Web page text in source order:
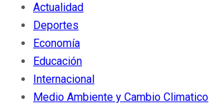
Actualidad
Deportes
Economía
Educación
Internacional
Medio Ambiente y Cambio Climatico